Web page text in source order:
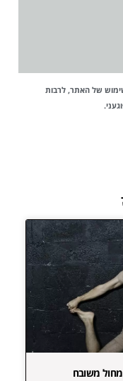
של האתר, לרבות
מחול משובח